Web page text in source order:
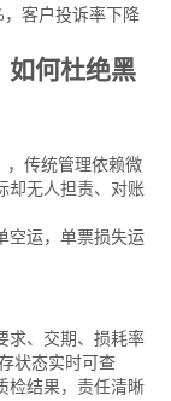
，客户投诉率下降
如何杜绝黑
，传统管理依赖微
却无人担责、对账
空运，单票损失运
求、交期、损耗率
状态实时可查
检结果，责任清晰